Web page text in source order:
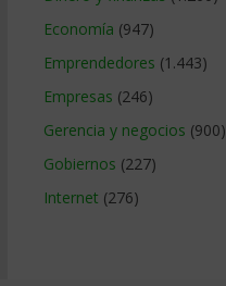
Economía (947)
Emprendedores (1.443)
Empresas (246)
Gerencia y negocios (900)
Gobiernos (227)
Internet (276)